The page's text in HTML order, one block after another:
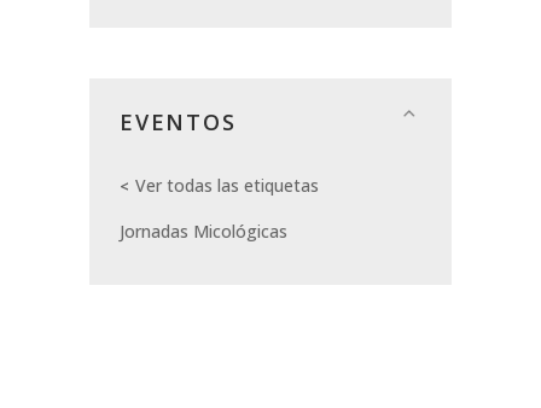
EVENTOS
Ver todas las etiquetas
Jornadas Micológicas